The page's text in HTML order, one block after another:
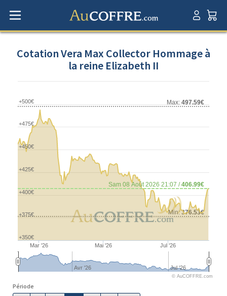
Cotation Vera Max Collector Hommage à
la reine Elizabeth II
Min:376.53€
Max: 497.59€
Sam 08 Août 2026 21:07 /406.99€
Mar '26 Mai '26 Jul '26
Avr '26 Jul '26
+350€
+375€
+400€
+425€
+450€
+475€
+500€
© AuCOFFRE.com
Période